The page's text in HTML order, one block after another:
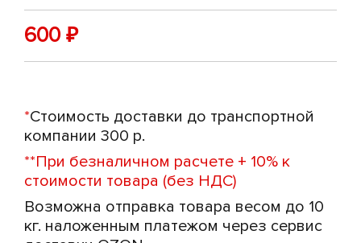
600 ₽
*Стоимость доставки до транспортной
компании 300 р.
**При безналичном расчете + 10% к
стоимости товара (без НДС)
Возможна отправка товара весом до 10
кг. наложенным платежом через сервис